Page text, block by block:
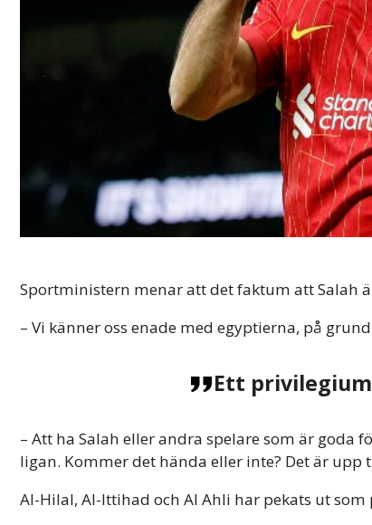
Sportministern menar att det faktum att Salah
– Vi känner oss enade med egyptierna, på
Ett
– Att ha Salah eller andra spelare som är
ligan. Kommer det hända eller inte? Det är
Al-Hilal, Al-Ittihad och Al Ahli har pekats ut